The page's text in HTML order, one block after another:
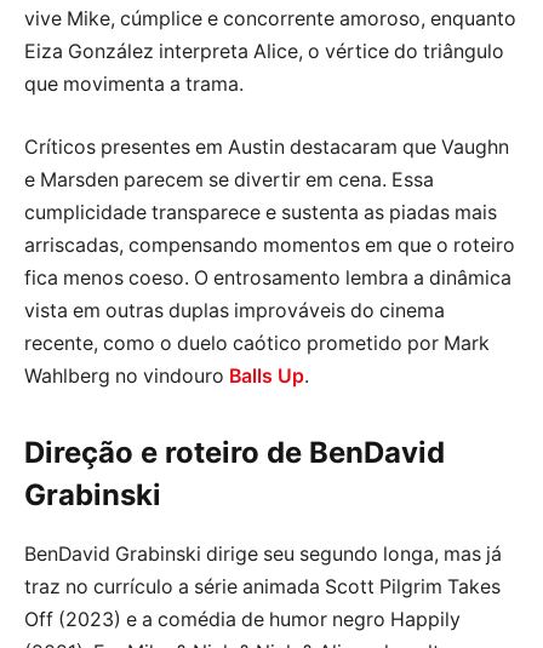
vive Mike, cúmplice e concorrente amoroso, enquanto
Eiza González interpreta Alice, o vértice do triângulo
que movimenta a trama.
Críticos presentes em Austin destacaram que Vaughn
e Marsden parecem se divertir em cena. Essa
cumplicidade transparece e sustenta as piadas mais
arriscadas, compensando momentos em que o roteiro
fica menos coeso. O entrosamento lembra a dinâmica
vista em outras duplas improváveis do cinema
recente, como o duelo caótico prometido por Mark
Wahlberg no vindouro Balls Up.
Direção e roteiro de BenDavid
Grabinski
BenDavid Grabinski dirige seu segundo longa, mas já
traz no currículo a série animada Scott Pilgrim Takes
Off (2023) e a comédia de humor negro Happily